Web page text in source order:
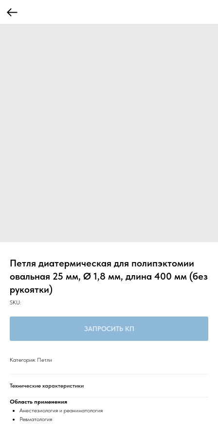
Петля диатермическая для полипэктомии
овальная 25 мм, Ø 1,8 мм, длина 400 мм (без
рукоятки)
SKU:
ЗАПРОСИТЬ КП
Категория: Петли
Технические характеристики
Область применения
Анестезиология и реаниматология
Ревматология